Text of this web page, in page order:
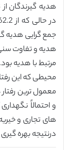
جمع گرایی هدیه
هدیه و تفاوت
مرتبط با هدیه
محیطی که این
معمول ترین
های تجاری و
درنتیجه بهره